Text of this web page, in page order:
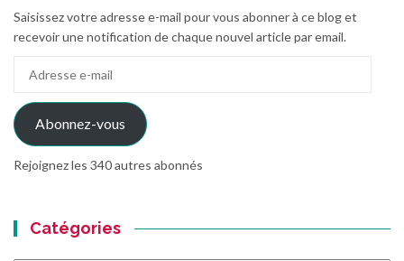
Saisissez votre adresse e-mail pour vous abonner à ce blog et
recevoir une notification de chaque nouvel article par email.
mail
Abonnez-vous
Rejoignez les 340 autres abonnés
Catégories